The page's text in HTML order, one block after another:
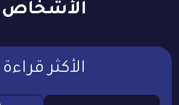
الأشخاص
الأكثر قراءة